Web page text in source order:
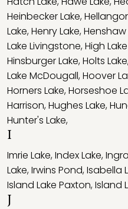
Heinbecker Lake,
Lake,Henry Lake,Henshaw
Lake Livingstone,High
Hinsburger Lake,Holts Lake
Lake McDougall,Hoover
Horners Lake,Horseshoe
Harrison,Hughes Lake,
Hunter's Lake,
I
Imrie Lake,Index Lake,
Lake,Irwins Pond,Isabella
Island Lake Paxton,Island
J